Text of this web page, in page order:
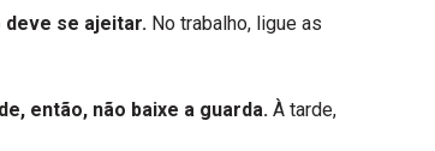
deve se ajeitar. No trabalho, ligue as
então, não baixe a guarda. À tarde,